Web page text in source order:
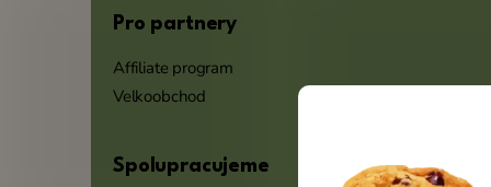
Pro partnery
Affiliate program
Velkoobchod
Spolupracujeme